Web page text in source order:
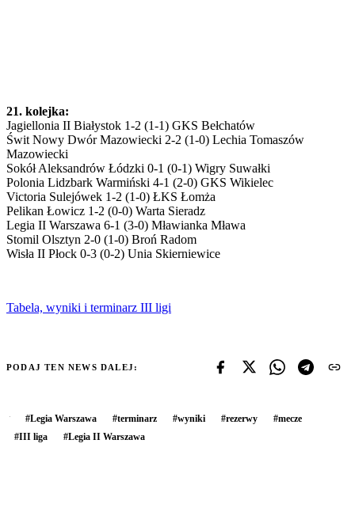
21. kolejka:
Jagiellonia II Białystok 1-2 (1-1) GKS Bełchatów
Świt Nowy Dwór Mazowiecki 2-2 (1-0) Lechia Tomaszów
Mazowiecki
Sokół Aleksandrów Łódzki 0-1 (0-1) Wigry Suwałki
Polonia Lidzbark Warmiński 4-1 (2-0) GKS Wikielec
Victoria Sulejówek 1-2 (1-0) ŁKS Łomża
Pelikan Łowicz 1-2 (0-0) Warta Sieradz
Legia II Warszawa 6-1 (3-0) Mławianka Mława
Stomil Olsztyn 2-0 (1-0) Broń Radom
Wisła II Płock 0-3 (0-2) Unia Skierniewice
Tabela, wyniki i terminarz III ligi
PODAJ TEN NEWS DALEJ:
#Legia Warszawa #terminarz #wyniki #rezerwy #mecze
#III liga #Legia II Warszawa